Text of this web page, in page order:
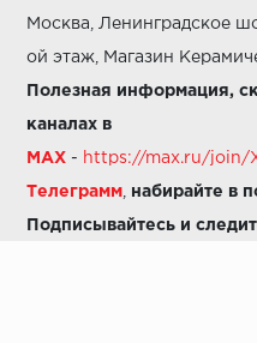
Москва, Ленинградское
ой этаж, Магазин
Полезная информация,
каналах в
MAX - https://max.ru/join/
Телеграмм набирайте в
Подписывайтесь и